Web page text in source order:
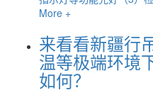
More +
来看看新疆行
温等极端环境
如何？